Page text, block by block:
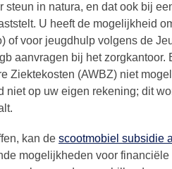
in natura, en dat ook bij
U heeft de mogelijkheid
voor jeugdhulp volgens de
aanvragen bij het zorgkantoor.
Ziektekosten (AWBZ) niet
op uw eigen rekening; dit
kan de scootmobiel subsidie
mogelijkheden voor